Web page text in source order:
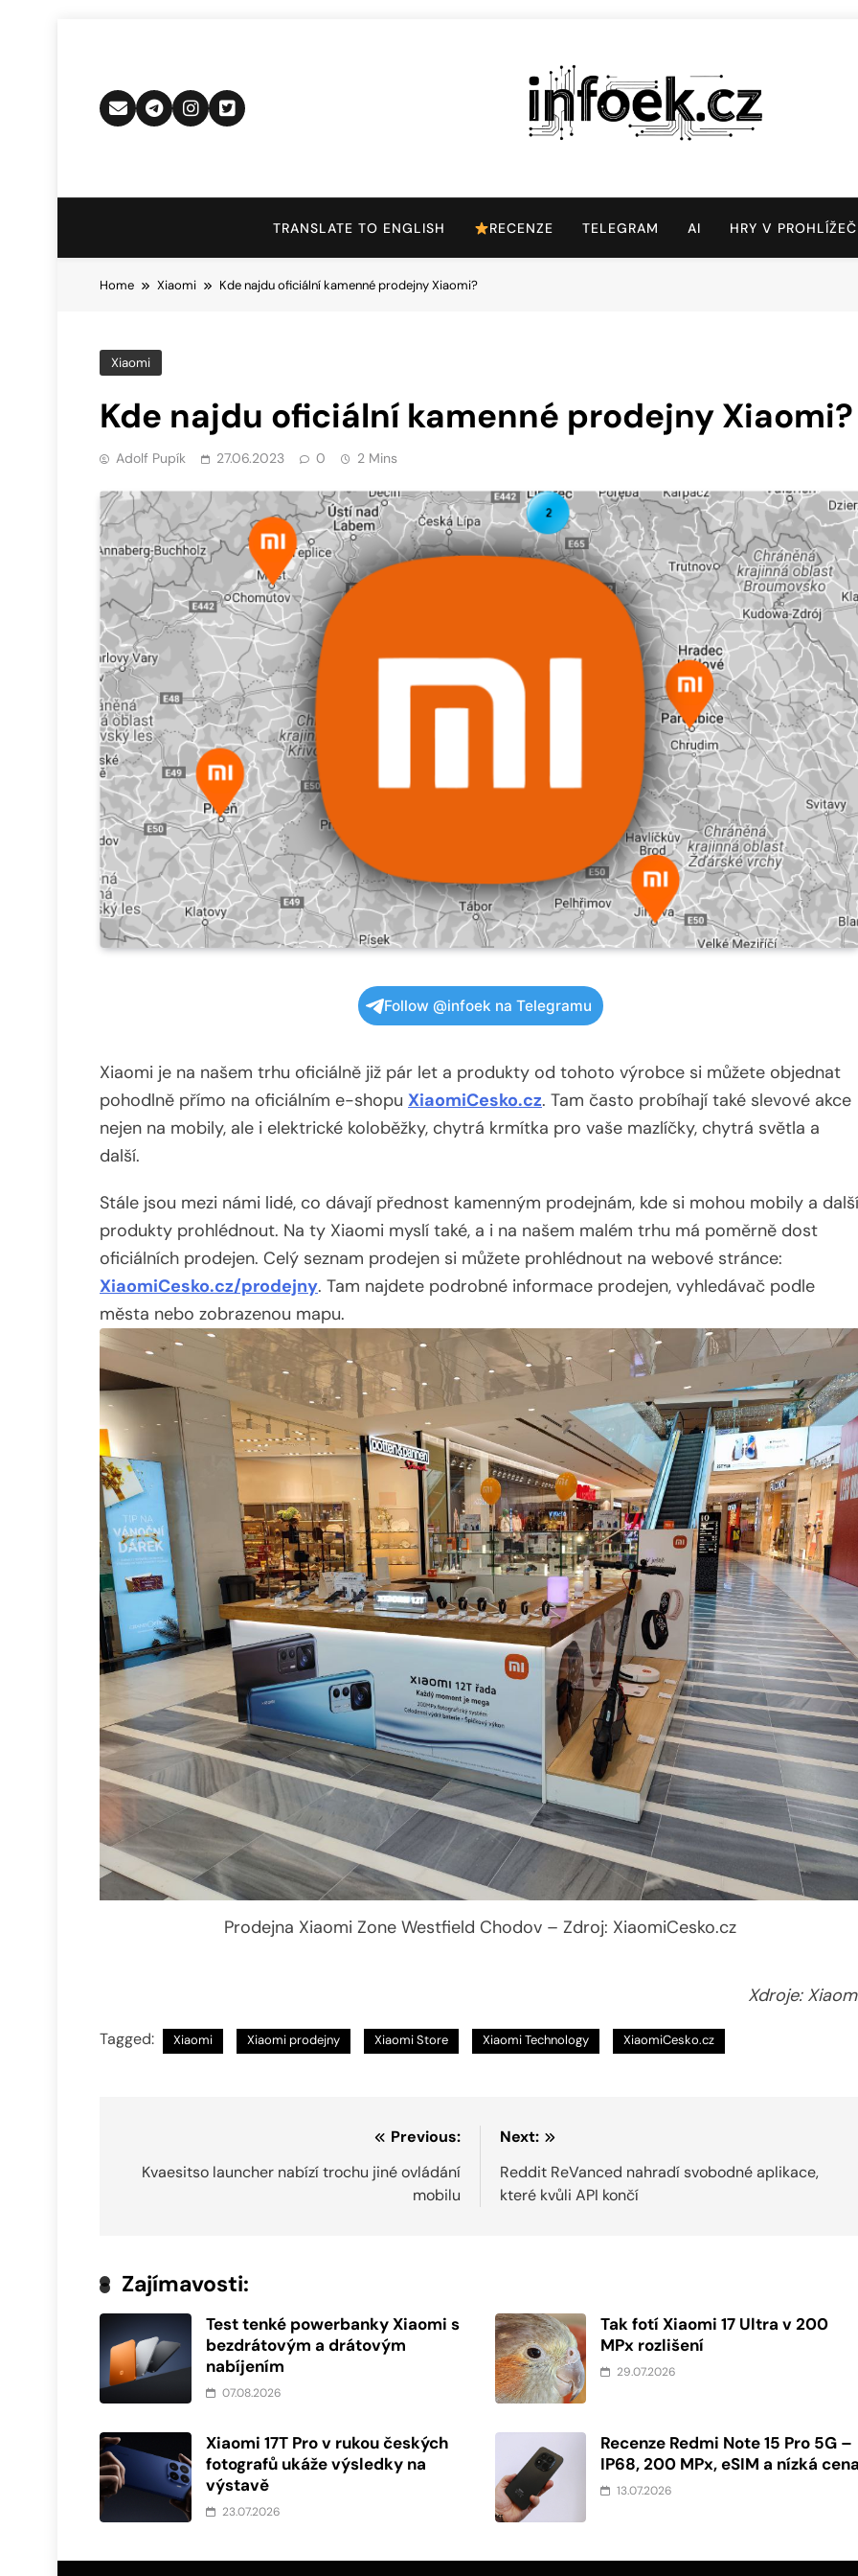
Infoek.cz
TRANSLATE TO ENGLISH RECENZE TELEGRAM AI HRY V
Home Xiaomi Kde najdu oficiální kamenné prodejny Xiaomi?
Xiaomi
Kde najdu oficiální kamenné prodejny Xiaomi?
Adolf Pupík 27.06.2023 0 2 Mins
Follow @infoek na Telegramu
Xiaomi je na našem trhu oficiálně již pár let a produkty od tohoto výrobce si můžete objednat
pohodlně přímo na oficiálním e-shopu XiaomiCesko.cz. Tam často probíhají také slevové akce
nejen na mobily, ale i elektrické koloběžky, chytrá krmítka pro vaše mazlíčky, chytrá světla a
další.
Stále jsou mezi námi lidé, co dávají přednost kamenným prodejnám, kde si mohou mobily a další
produkty prohlédnout. Na ty Xiaomi myslí také, a i na našem malém trhu má poměrně dost
oficiálních prodejen. Celý seznam prodejen si můžete prohlédnout na webové stránce:
XiaomiCesko.cz/prodejny. Tam najdete podrobné informace prodejen, vyhledávač podle
města nebo zobrazenou mapu.
Prodejna Xiaomi Zone Westfield Chodov – Zdroj: XiaomiCesko.cz
Xdroje:
Tagged: Xiaomi Xiaomi prodejny Xiaomi Store Xiaomi Technology XiaomiCesko.cz
pro
Previous:
Kvaesitso launcher nabízí trochu jiné ovládání
mobilu
Next:
Reddit ReVanced nahradí svobodné aplikace,
které kvůli API končí
Zajímavosti:
Test tenké powerbanky Xiaomi s
bezdrátovým a drátovým
nabíjením
07.08.2026
Tak fotí Xiaomi 17 Ultra v 200
MPx rozlišení
29.07.2026
Xiaomi 17T Pro v rukou českých
fotografů ukáže výsledky na
výstavě
23.07.2026
Recenze Redmi Note 15 Pro 5G –
IP68, 200 MPx, eSIM a nízká
13.07.2026